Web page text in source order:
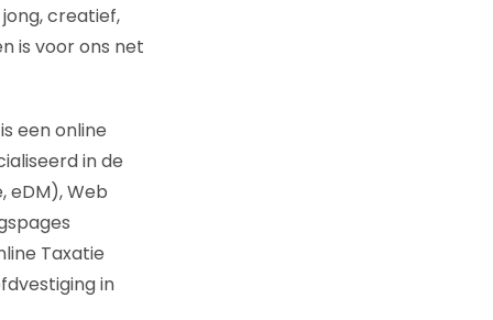
creatief,
is voor ons net
een online
in de
eDM), Web
Taxatie
in